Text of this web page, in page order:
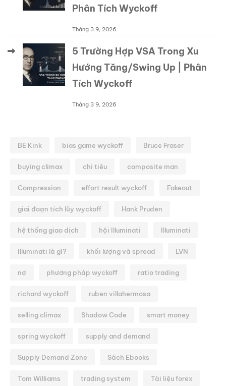
Phân Tích Wyckoff
Tháng 3 9, 2026
5 Trường Hợp VSA Trong Xu
Hướng Tăng/Swing Up | Phân
Tích Wyckoff
Tháng 3 9, 2026
BE Kink bias game wyckoff Bruce Fraser
buying climax chi tiêu composite man
Compression effort result wyckoff Fakeout
giai đoạn tích lũy wyckoff Hank Pruden
hệ thống giao dịch hội Illuminati Illuminati
Illuminati là gì? khối lượng và spread LVN
nợ phương pháp wyckoff ratio trading
richard wyckoff ruben villahermosa
selling climax Shadow Code smart money
spring wyckoff supply and demand
Supply Demand Zone Sách Ebooks
Tom Williams trading system Tài liệu forex